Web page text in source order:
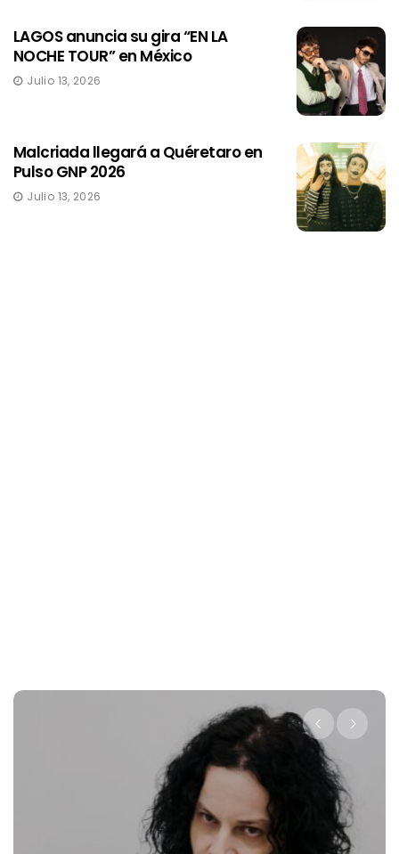
LAGOS anuncia su gira “EN LA
NOCHE TOUR” en México
Julio 13, 2026
Malcriada llegará a Quéretaro en
Pulso GNP 2026
Julio 13, 2026